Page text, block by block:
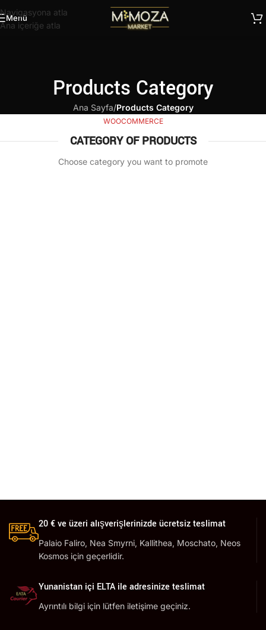
Navigasyona atla
Ana içeriğe atla
Menü
Products Category
Ana Sayfa/Products Category
WOOCOMMERCE
CATEGORY OF PRODUCTS
Choose category you want to promote
20 € ve üzeri alışverişlerinizde ücretsiz teslimat
Palaio Faliro, Nea Smyrni, Kallithea, Moschato, Neos
Kosmos için geçerlidir.
Yunanistan içi ELTA ile adresinize teslimat
Ayrıntılı bilgi için lütfen iletişime geçiniz.